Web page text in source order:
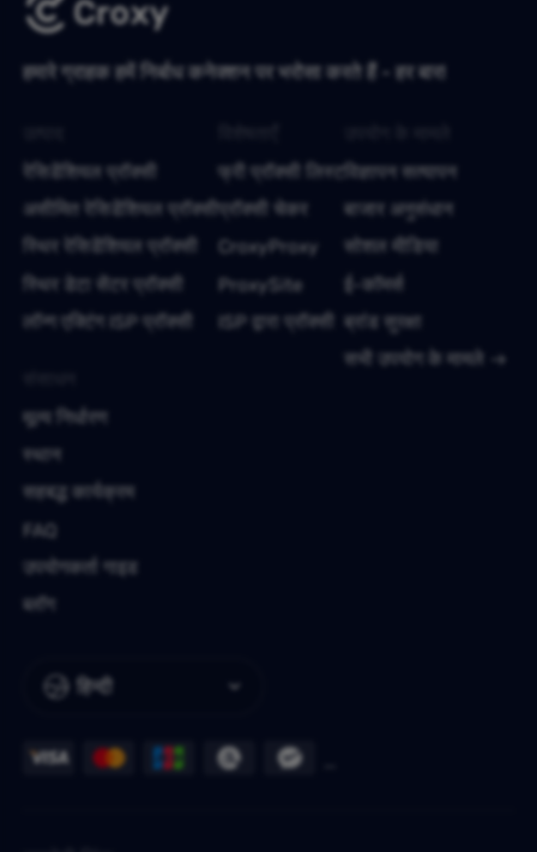
हमारे ग्राहक हमें निर्बाध कनेक्शन पर भरोसा करते हैं - हर बार!
हिन्दी
रेसिडेंशियल प्रॉक्सी
असीमित रेसिडेंशियल प्रॉक्सी
स्थिर रेसिडेंशियल प्रॉक्सी
स्थिर डेटा सेंटर प्रॉक्सी
लॉन्ग एक्टिंग ISP प्रॉक्सी
फ्री प्रॉक्सी लिस्ट
प्रॉक्सी चेकर
CroxyProxy
ProxySite
ISP द्वारा प्रॉक्सी
विज्ञापन सत्यापन
बाजार अनुसंधान
सोशल मीडिया
ई-कॉमर्स
ब्रांड सुरक्षा
सभी उपयोग के मामले
मूल्य निर्धारण
स्थान
सहबद्ध कार्यक्रम
FAQ
उपयोगकर्ता गाइड
ब्लॉग